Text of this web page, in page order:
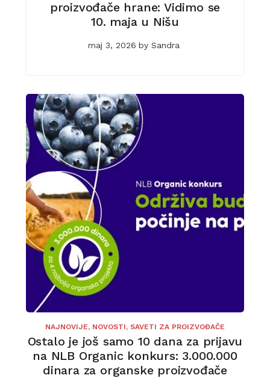
proizvođače hrane: Vidimo se
10. maja u Nišu
maj 3, 2026 by Sandra
NAJNOVIJE, NOVOSTI, SAVETI ZA PROIZVOĐAČE
Ostalo je još samo 10 dana za prijavu
na NLB Organic konkurs: 3.000.000
dinara za organske proizvođače